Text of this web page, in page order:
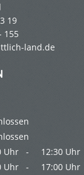
19
155
land.de
Uhr - 12:30 Uhr
Uhr -
17:00 Uhr